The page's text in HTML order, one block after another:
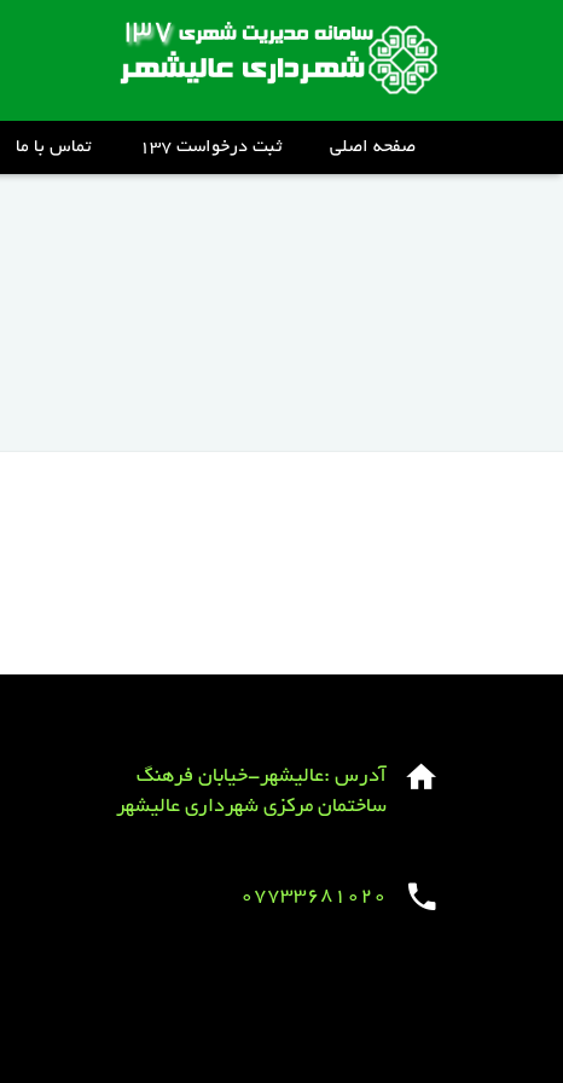
صفحه اصلی ثبت درخواست ۱۳۷ تماس با ما
آدرس :عالیشهر-خیابان فرهنگ
ساختمان مرکزی شهرداری عالیشهر
07733681020